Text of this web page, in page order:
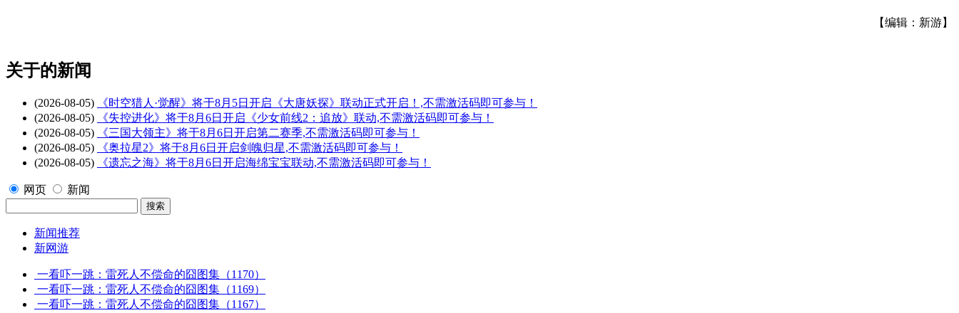
【编辑：新游】
关于的新闻
(2026-08-05)
《时空猎人·觉醒》将于8月5日开启《大唐妖探》联动正式开启！,不需激活码即可参与！
(2026-08-05)
《失控进化》将于8月6日开启《少女前线2：追放》联动,不需激活码即可参与！
(2026-08-05)
《三国大领主》将于8月6日开启第二赛季,不需激活码即可参与！
(2026-08-05)
《奥拉星2》将于8月6日开启剑魄归星,不需激活码即可参与！
(2026-08-05)
《遗忘之海》将于8月6日开启海绵宝宝联动,不需激活码即可参与！
网页 新闻
新闻推荐
新网游
一看吓一跳：雷死人不偿命的囧图集（1170）
一看吓一跳：雷死人不偿命的囧图集（1169）
一看吓一跳：雷死人不偿命的囧图集（1167）